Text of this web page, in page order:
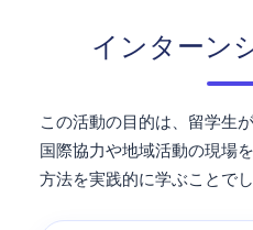
インターン
この活動の目的は、留学生
国際協力や地域活動の現場
方法を実践的に学ぶことでし